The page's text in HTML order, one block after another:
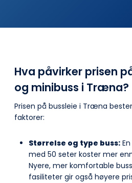
Hva påvirker prisen
og minibuss i Træna?
Prisen på bussleie i Træna
faktorer:
Størrelse og type buss:
med 50 seter koster mer
Nyere, mer komfortable
fasiliteter gir også høyere